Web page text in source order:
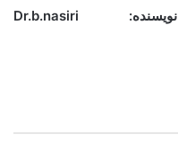
نویسنده: Dr.b.nasiri